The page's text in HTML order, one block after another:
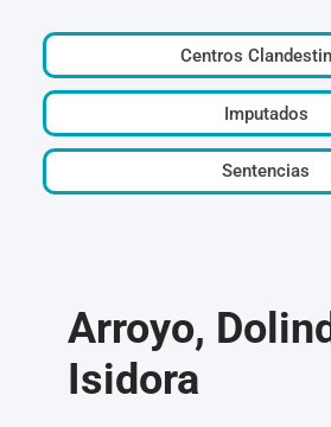
Centros
Imputados
Sentencias
Arroyo,
Isidora